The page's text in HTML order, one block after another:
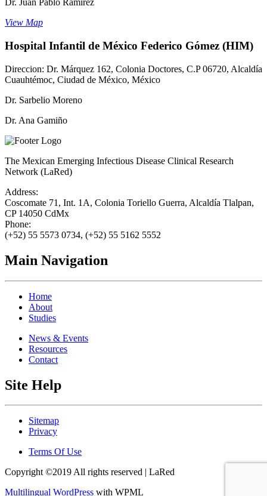
Dr. Juan Pablo Ramírez
View Map
Hospital Infantil de México Federico Gómez (HIM)
Direccion: Dr. Márquez 162, Colonia Doctores, C.P 06720, Alcaldía
Cuauhtémoc, Ciudad de México, México
Dr. Sarbelio Moreno
Dr. Ana Gamiño
The Mexican Emerging Infectious Disease Clinical Research
Network (LaRed)
Address:
Coscomate 71, Int. 1A, Colonia Toriello Guerra, Alcaldía Tlalpan,
CP 14050 CdMx
Phone:
(+52) 55 5573 0734, (+52) 55 5162 5552
Main Navigation
Home
About
Studies
News & Events
Resources
Contact
Site Help
Sitemap
Privacy
Terms Of Use
Copyright ©2019 All rights reserved | LaRed
Multilingual WordPress with WPML